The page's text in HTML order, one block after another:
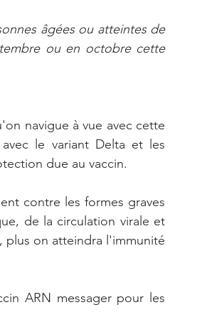
âgées ou atteintes de
ou en octobre cette
navigue à vue avec cette
le variant Delta et les
due au vaccin.
contre les formes graves
de la circulation virale et
plus on atteindra l'immunité
ARN messager pour les